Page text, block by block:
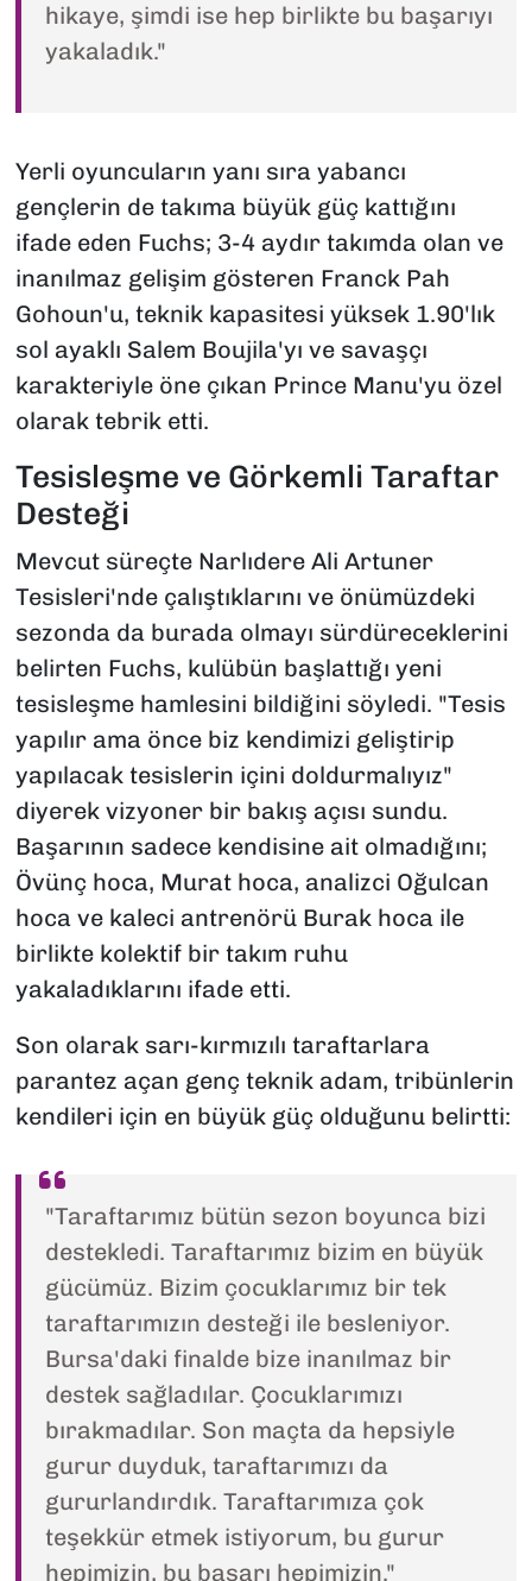
hikaye, şimdi ise hep birlikte bu başarıyı
yakaladık."
Yerli oyuncuların yanı sıra yabancı
gençlerin de takıma büyük güç kattığını
ifade eden Fuchs; 3-4 aydır takımda olan ve
inanılmaz gelişim gösteren Franck Pah
Gohoun'u, teknik kapasitesi yüksek 1.90'lık
sol ayaklı Salem Boujila'yı ve savaşçı
karakteriyle öne çıkan Prince Manu'yu özel
olarak tebrik etti.
Tesisleşme ve Görkemli Taraftar
Desteği
Mevcut süreçte Narlıdere Ali Artuner
Tesisleri'nde çalıştıklarını ve önümüzdeki
sezonda da burada olmayı sürdüreceklerini
belirten Fuchs, kulübün başlattığı yeni
tesisleşme hamlesini bildiğini söyledi. "Tesis
yapılır ama önce biz kendimizi geliştirip
yapılacak tesislerin içini doldurmalıyız"
diyerek vizyoner bir bakış açısı sundu.
Başarının sadece kendisine ait olmadığını;
Övünç hoca, Murat hoca, analizci Oğulcan
hoca ve kaleci antrenörü Burak hoca ile
birlikte kolektif bir takım ruhu
yakaladıklarını ifade etti.
Son olarak sarı-kırmızılı taraftarlara
parantez açan genç teknik adam, tribünlerin
kendileri için en büyük güç olduğunu belirtti:
"Taraftarımız bütün sezon boyunca bizi
destekledi. Taraftarımız bizim en büyük
gücümüz. Bizim çocuklarımız bir tek
taraftarımızın desteği ile besleniyor.
Bursa'daki finalde bize inanılmaz bir
destek sağladılar. Çocuklarımızı
bırakmadılar. Son maçta da hepsiyle
gurur duyduk, taraftarımızı da
gururlandırdık. Taraftarımıza çok
teşekkür etmek istiyorum, bu gurur
hepimizin, bu başarı hepimizin."